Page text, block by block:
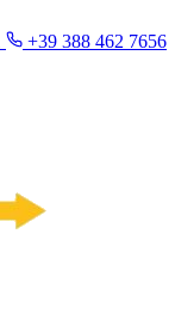
+39 388 462 7656